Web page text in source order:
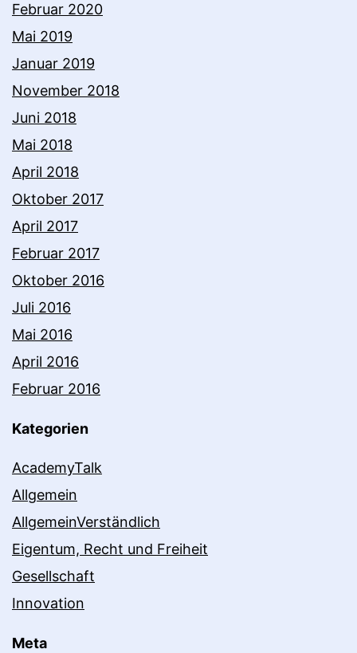
Februar 2020
Mai 2019
Januar 2019
November 2018
Juni 2018
Mai 2018
April 2018
Oktober 2017
April 2017
Februar 2017
Oktober 2016
Juli 2016
Mai 2016
April 2016
Februar 2016
Kategorien
AcademyTalk
Allgemein
AllgemeinVerständlich
Eigentum, Recht und Freiheit
Gesellschaft
Innovation
Meta